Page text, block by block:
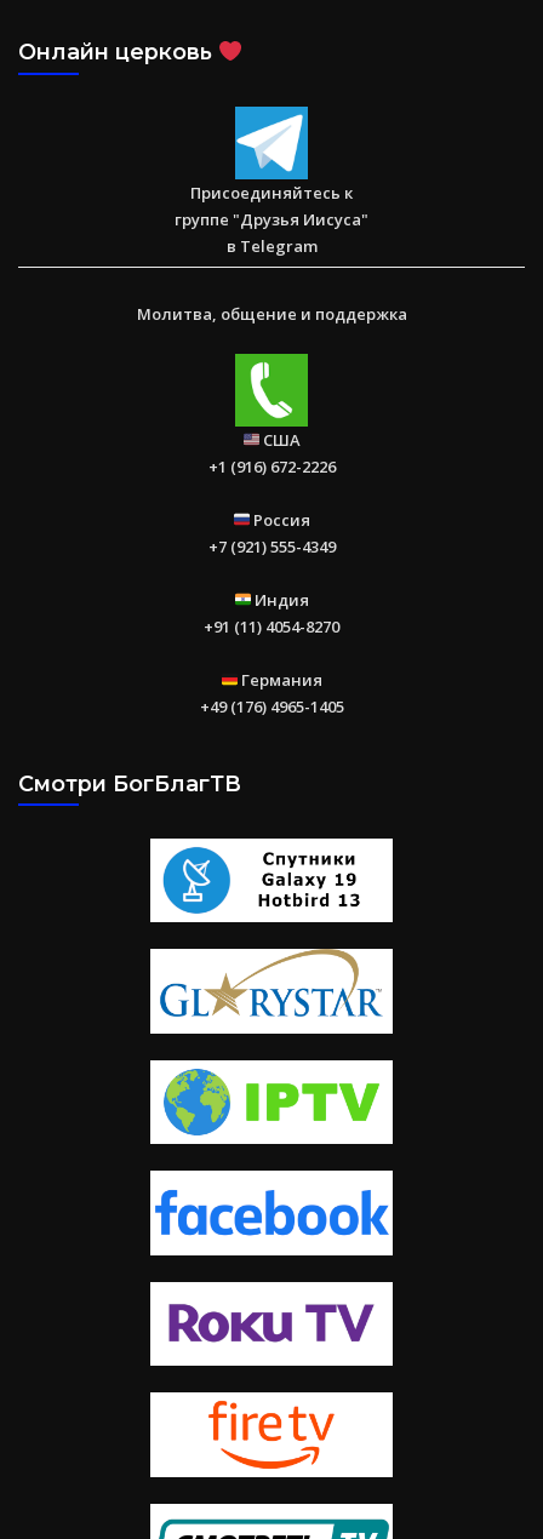
Онлайн церковь
Присоединяйтесь к
группе "Друзья Иисуса"
в Telegram
Молитва, общение и поддержка
США
+1 (916) 672-2226
Россия
+7 (921) 555-4349
Индия
+91 (11) 4054-8270
Германия
+49 (176) 4965-1405
Смотри БогБлагТВ